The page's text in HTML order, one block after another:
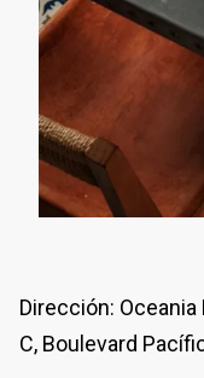
Dirección: Oceania
C, Boulevard